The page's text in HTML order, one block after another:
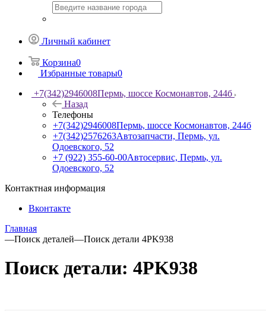
Личный кабинет
Корзина0
Избранные товары0
+7(342)2946008Пермь, шоссе Космонавтов, 244б
Назад
Телефоны
+7(342)2946008Пермь, шоссе Космонавтов, 244б
+7(342)2576263Автозапчасти, Пермь, ул.
Одоевского, 52
+7 (922) 355-60-00Автосервис, Пермь, ул.
Одоевского, 52
Контактная информация
Вконтакте
Главная
—Поиск деталей—Поиск детали 4PK938
Поиск детали: 4PK938